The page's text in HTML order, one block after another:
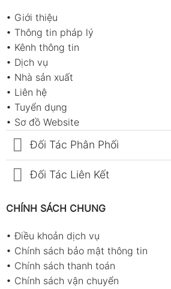
• Giới thiệu
• Thông tin pháp lý
• Kênh thông tin
• Dịch vụ
• Nhà sản xuất
• Liên hệ
• Tuyển dụng
• Sơ đồ Website
Đối Tác Phân Phối
Đối Tác Liên Kết
CHÍNH SÁCH CHUNG
•Điều khoản dịch vụ
• Chính sách bảo mật thông tin
• Chính sách thanh toán
• Chính sách vận chuyển